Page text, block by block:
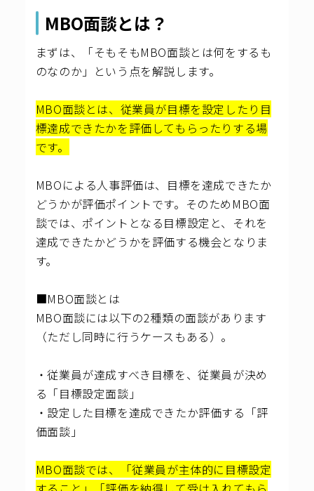
MBO面談とは？
まずは、「そもそもMBO面談とは何をするも
のなのか」という点を解説します。
MBO面談とは、従業員が目標を設定したり目
標達成できたかを評価してもらったりする場
です。
MBOによる人事評価は、目標を達成できたか
どうかが評価ポイントです。そのためMBO面
談では、ポイントとなる目標設定と、それを
達成できたかどうかを評価する機会となりま
す。
■MBO面談とは
MBO面談には以下の2種類の面談があります
（ただし同時に行うケースもある）。
・従業員が達成すべき目標を、従業員が決め
る「目標設定面談」
・設定した目標を達成できたか評価する「評
価面談」
MBO面談では、「従業員が主体的に目標設定